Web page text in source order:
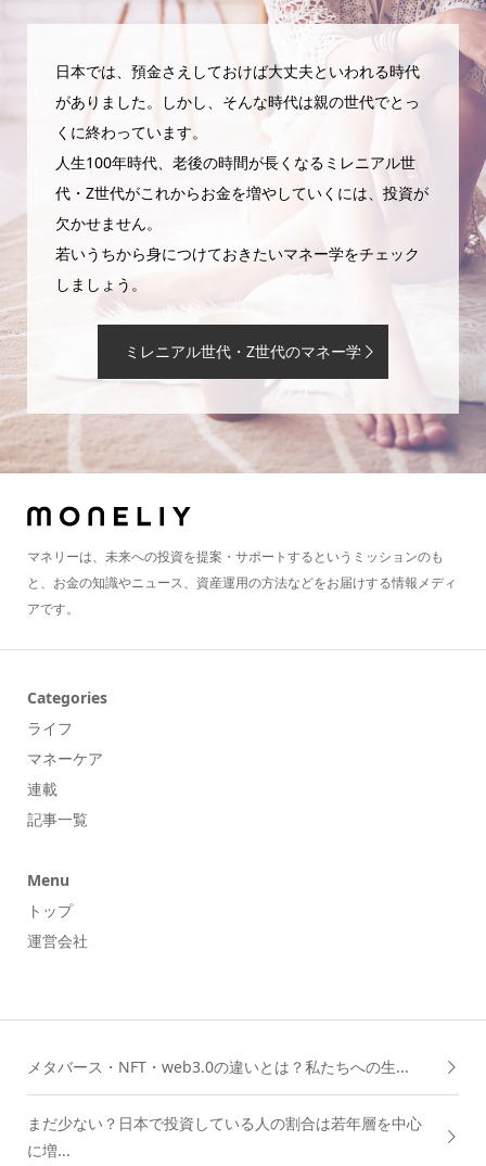
日本では、預金さえしておけば大丈夫といわれる時代
がありました。しかし、そんな時代は親の世代でとっ
くに終わっています。
人生100年時代、老後の時間が長くなるミレニアル世
代・Z世代がこれからお金を増やしていくには、投資が
欠かせません。
若いうちから身につけておきたいマネー学をチェック
しましょう。
ミレニアル世代・Z世代のマネー学
マネリーは、未来への投資を提案・サポートするというミッションのも
と、お金の知識やニュース、資産運用の方法などをお届けする情報メディ
アです。
Categories
ライフ
マネーケア
連載
記事一覧
Menu
トップ
運営会社
メタバース・NFT・web3.0の違いとは？私たちへの生...
まだ少ない？日本で投資している人の割合は若年層を中心
に増...